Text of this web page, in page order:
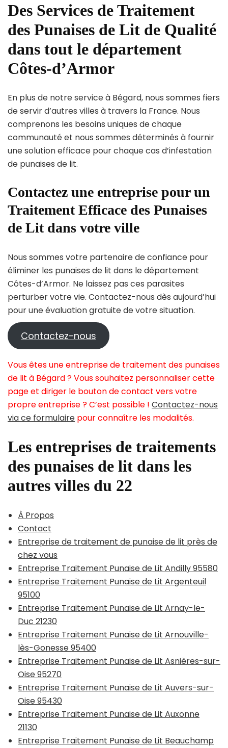
Des Services de Traitement
des Punaises de Lit de Qualité
dans tout le département
Côtes-d’Armor
En plus de notre service à Bégard, nous sommes fiers
de servir d’autres villes à travers la France. Nous
comprenons les besoins uniques de chaque
communauté et nous sommes déterminés à fournir
une solution efficace pour chaque cas d’infestation
de punaises de lit.
Contactez une entreprise pour un
Traitement Efficace des Punaises
de Lit dans votre ville
Nous sommes votre partenaire de confiance pour
éliminer les punaises de lit dans le département
Côtes-d’Armor. Ne laissez pas ces parasites
perturber votre vie. Contactez-nous dès aujourd’hui
pour une évaluation gratuite de votre situation.
Contactez-nous
Vous êtes une entreprise de traitement des punaises
de lit à Bégard ? Vous souhaitez personnaliser cette
page et diriger le bouton de contact vers votre
propre entreprise ? C’est possible ! Contactez-nous
via ce formulaire pour connaître les modalités.
Les entreprises de traitements
des punaises de lit dans les
autres villes du 22
À Propos
Contact
Entreprise de traitement de punaise de lit près de
chez vous
Entreprise Traitement Punaise de Lit Andilly 95580
Entreprise Traitement Punaise de Lit Argenteuil
95100
Entreprise Traitement Punaise de Lit Arnay-le-
Duc 21230
Entreprise Traitement Punaise de Lit Arnouville-
lès-Gonesse 95400
Entreprise Traitement Punaise de Lit Asnières-sur-
Oise 95270
Entreprise Traitement Punaise de Lit Auvers-sur-
Oise 95430
Entreprise Traitement Punaise de Lit Auxonne
21130
Entreprise Traitement Punaise de Lit Beauchamp